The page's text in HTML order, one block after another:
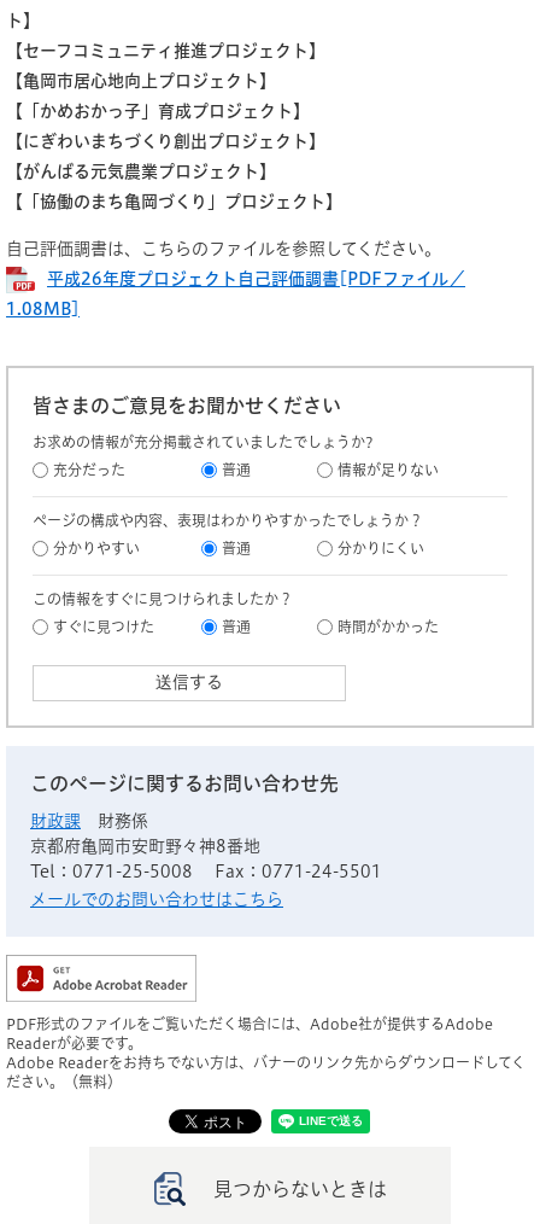
ト】
【セーフコミュニティ推進プロジェクト】
【亀岡市居心地向上プロジェクト】
【「かめおかっ子」育成プロジェクト】
【にぎわいまちづくり創出プロジェクト】
【がんばる元気農業プロジェクト】
【「協働のまち亀岡づくり」プロジェクト】
自己評価調書は、こちらのファイルを参照してください。
平成26年度プロジェクト自己評価調書[PDFファイル／
1.08MB]
皆さまのご意見をお聞かせください
お求めの情報が充分掲載されていましたでしょうか?
充分だった
普通 情報が足りない
ページの構成や内容、表現はわかりやすかったでしょうか？
分かりやすい
普通 分かりにくい
この情報をすぐに見つけられましたか？
すぐに見つけた
普通 時間がかかった
このページに関するお問い合わせ先
財政課
財務係
京都府亀岡市安町野々神8番地
Tel：0771-25-5008
Fax：0771-24-5501
メールでのお問い合わせはこちら
PDF形式のファイルをご覧いただく場合には、Adobe社が提供するAdobe
Readerが必要です。
Adobe Readerをお持ちでない方は、バナーのリンク先からダウンロードしてく
ださい。（無料）
見つからないときは